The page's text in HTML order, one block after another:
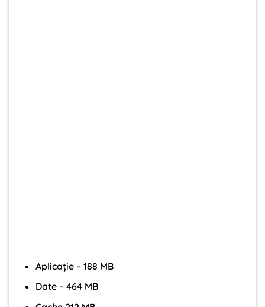
Aplicație – 188 MB
Date – 464 MB